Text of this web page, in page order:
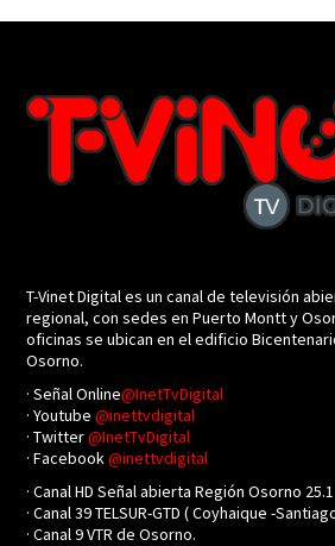
T-Vinet Digital es un canal de televisión
regional, con sedes en Puerto Montt y
oficinas se ubican en el edificio
Osorno.
· Señal Online@InetTvDigital
· Youtube@inettvdigital
· Twitter@InetTvDigital
· Facebook@inettvdigital
· Canal HD Señal abierta Región Osorno 25.1
· Canal 39 TELSUR-GTD ( Coyhaique -
· Canal 9 VTR de Osorno.